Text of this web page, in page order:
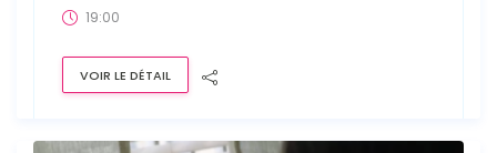
19:00
VOIR LE DÉTAIL